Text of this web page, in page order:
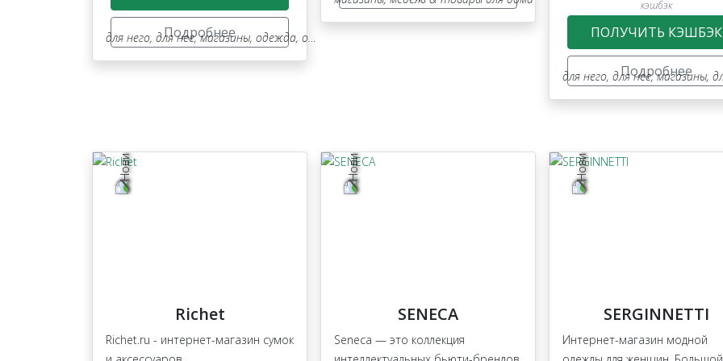
для него, для нее,магазины, одежда, обувь, аксессуары
Подробнее
для него, для нее,магазины,
кэшбэк
ПОЛУЧИТЬ КЭШБЭК
Подробнее
Richet
Richet.ru - интернет-магазин сумок
SENECA
Seneca — это коллекция
SERGINNETTI
Интернет-магазин модной